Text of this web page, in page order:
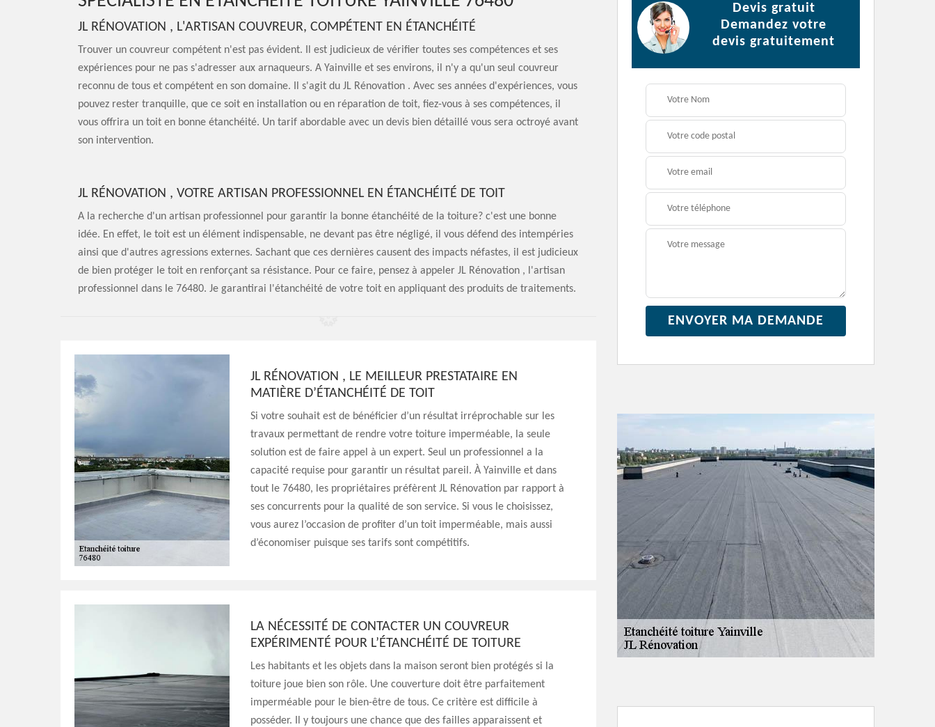
JL RÉNOVATION , L'ARTISAN COUVREUR, COMPÉTENT EN ÉTANCHÉITÉ
Trouver un couvreur compétent n'est pas évident. Il est judicieux de vérifier toutes ses compétences et ses
expériences pour ne pas s'adresser aux arnaqueurs. A Yainville et ses environs, il n'y a qu'un seul couvreur
reconnu de tous et compétent en son domaine. Il s'agit du JL Rénovation . Avec ses années d'expériences, vous
pouvez rester tranquille, que ce soit en installation ou en réparation de toit, fiez-vous à ses compétences, il
vous offrira un toit en bonne étanchéité. Un tarif abordable avec un devis bien détaillé vous sera octroyé avant
son intervention.
JL RÉNOVATION , VOTRE ARTISAN PROFESSIONNEL EN ÉTANCHÉITÉ DE TOIT
A la recherche d'un artisan professionnel pour garantir la bonne étanchéité de la toiture? c'est une bonne
idée. En effet, le toit est un élément indispensable, ne devant pas être négligé, il vous défend des intempéries
ainsi que d'autres agressions externes. Sachant que ces dernières causent des impacts néfastes, il est judicieux
de bien protéger le toit en renforçant sa résistance. Pour ce faire, pensez à appeler JL Rénovation , l'artisan
professionnel dans le 76480. Je garantirai l'étanchéité de votre toit en appliquant des produits de traitements.
JL RÉNOVATION , LE MEILLEUR PRESTATAIRE EN
MATIÈRE D’ÉTANCHÉITÉ DE TOIT
Si votre souhait est de bénéficier d’un résultat irréprochable sur les
travaux permettant de rendre votre toiture imperméable, la seule
solution est de faire appel à un expert. Seul un professionnel a la
capacité requise pour garantir un résultat pareil. À Yainville et dans
tout le 76480, les propriétaires préfèrent JL Rénovation par rapport à
ses concurrents pour la qualité de son service. Si vous le choisissez,
vous aurez l’occasion de profiter d’un toit imperméable, mais aussi
d’économiser puisque ses tarifs sont compétitifs.
LA NÉCESSITÉ DE CONTACTER UN COUVREUR
EXPÉRIMENTÉ POUR L’ÉTANCHÉITÉ DE TOITURE
Les habitants et les objets dans la maison seront bien protégés si la
toiture joue bien son rôle. Une couverture doit être parfaitement
imperméable pour le bien-être de tous. Ce critère est difficile à
posséder. Il y toujours une chance que des failles apparaissent et
Devis gratuit
Demandez votre
devis gratuitement